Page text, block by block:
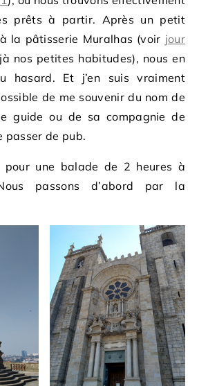
prêts à partir. Après un petit
la pâtisserie Muralhas (voir jour
nos petites habitudes), nous en
hasard. Et j’en suis vraiment
de me souvenir du nom de
guide ou de sa compagnie de
passer de pub.
pour une balade de 2 heures à
passons d’abord par la